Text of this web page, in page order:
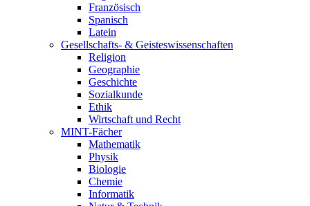
Französisch
Spanisch
Latein
Gesellschafts- & Geisteswissenschaften
Religion
Geographie
Geschichte
Sozialkunde
Ethik
Wirtschaft und Recht
MINT-Fächer
Mathematik
Physik
Biologie
Chemie
Informatik